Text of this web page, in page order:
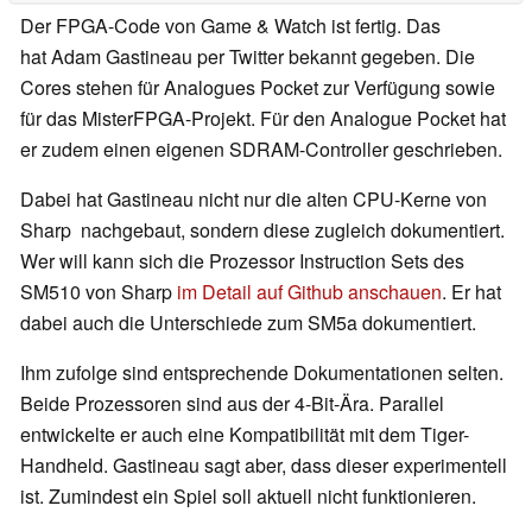
Der FPGA-Code von Game & Watch ist fertig. Das
hat Adam Gastineau per Twitter bekannt gegeben. Die
Cores stehen für Analogues Pocket zur Verfügung sowie
für das MisterFPGA-Projekt. Für den Analogue Pocket hat
er zudem einen eigenen SDRAM-Controller geschrieben.
Dabei hat Gastineau nicht nur die alten CPU-Kerne von
Sharp nachgebaut, sondern diese zugleich dokumentiert.
Wer will kann sich die Prozessor Instruction Sets des
SM510 von Sharp im Detail auf Github anschauen. Er hat
dabei auch die Unterschiede zum SM5a dokumentiert.
Ihm zufolge sind entsprechende Dokumentationen selten.
Beide Prozessoren sind aus der 4-Bit-Ära. Parallel
entwickelte er auch eine Kompatibilität mit dem Tiger-
Handheld. Gastineau sagt aber, dass dieser experimentell
ist. Zumindest ein Spiel soll aktuell nicht funktionieren.